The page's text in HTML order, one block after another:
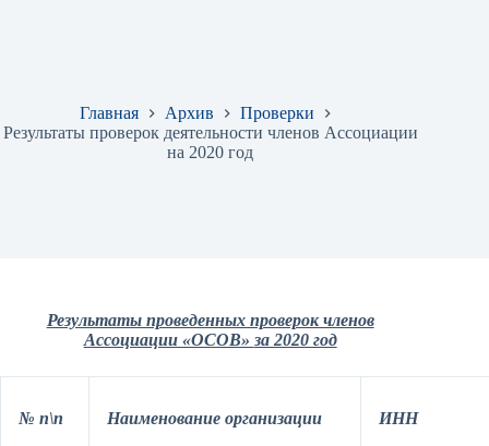
Главная Архив
Проверки
Результаты проверок деятельности членов Ассоциации
на 2020 год
Результаты проведенных проверок членов
Ассоциации «ОСОВ» за 2020 год
№ п\п Наименование организации ИНН